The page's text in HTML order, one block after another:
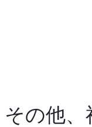
その他